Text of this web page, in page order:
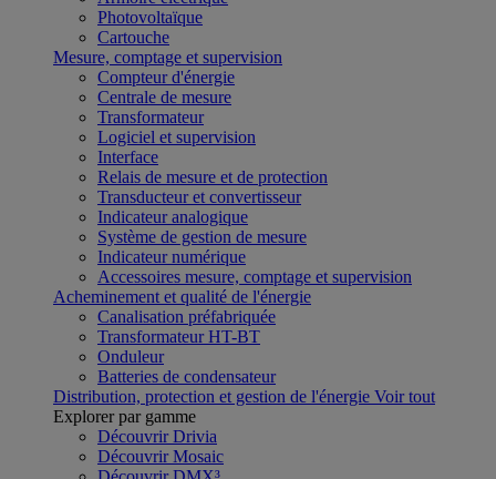
Photovoltaïque
Cartouche
Mesure, comptage et supervision
Compteur d'énergie
Centrale de mesure
Transformateur
Logiciel et supervision
Interface
Relais de mesure et de protection
Transducteur et convertisseur
Indicateur analogique
Système de gestion de mesure
Indicateur numérique
Accessoires mesure, comptage et supervision
Acheminement et qualité de l'énergie
Canalisation préfabriquée
Transformateur HT-BT
Onduleur
Batteries de condensateur
Distribution, protection et gestion de l'énergie Voir tout
Explorer par gamme
Découvrir Drivia
Découvrir Mosaic